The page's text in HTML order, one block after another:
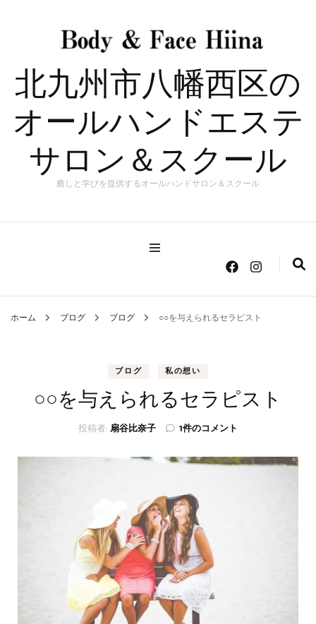
北九州市八幡西区の
オールハンドエステ
サロン＆スクール
癒しと学びを提供するオールハンドサロン＆スクール
ホーム ブログ ブログ ○○を与えられるセラピスト
ブログ 私の想い
○○を与えられるセラピスト
投稿者:扇谷比奈子
○○
与
れ
る
セ
ラ
ピ
ス
ト
へ
の
1件のコメント